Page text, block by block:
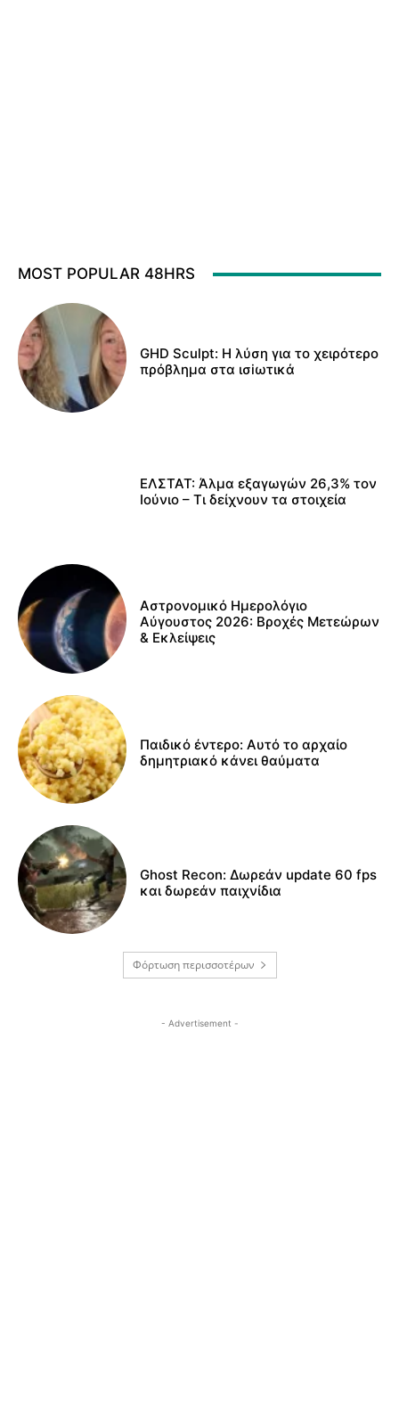
MOST POPULAR 48HRS
GHD Sculpt: Η λύση για το χειρότερο
πρόβλημα στα ισiωτικά
ΕΛΣΤΑΤ: Άλμα εξαγωγών 26,3% τον
Ιούνιο – Τι δείχνουν τα στοιχεία
Αστρονομικό Ημερολόγιο
Αύγουστος 2026: Βροχές Μετεώρων
& Εκλείψεις
Παιδικό έντερο: Αυτό το αρχαίο
δημητριακό κάνει θαύματα
Ghost Recon: Δωρεάν update 60 fps
και δωρεάν παιχνίδια
Φόρτωση περισσοτέρων
- Advertisement -